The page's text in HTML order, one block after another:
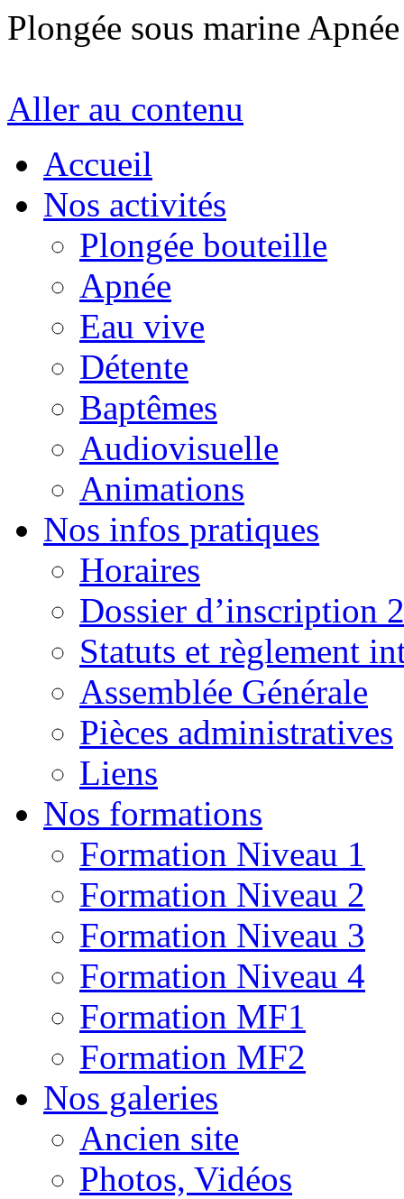
Plongée sous marine
Aller au contenu
Accueil
Nos activités
Plongée bouteille
Apnée
Eau vive
Détente
Baptêmes
Audiovisuelle
Animations
Nos infos pratiques
Horaires
Dossier d’inscription
Statuts et règlement
Assemblée Générale
Pièces administratives
Liens
Nos formations
Formation Niveau 1
Formation Niveau 2
Formation Niveau 3
Formation Niveau 4
Formation MF1
Formation MF2
Nos galeries
Ancien site
Photos, Vidéos